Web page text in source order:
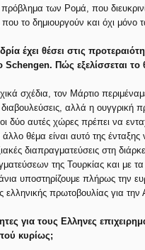
των Ρομά, που
που το δημιουργούν και όχι
έχει θέσει στις
Schengen. Πώς εξελίσσεται το
σχέδια, τον Μάρτιο
αλλά η ουγγρική
οι δύο αυτές χώρες πρέπει να
άλλο θέμα είναι αυτό της
διαπραγματεύσεις στη
της Τουρκίας και
υποστηρίζουμε πλήρως την
ελληνικής πρωτοβουλίας για την
για τους Eλληνες
κυρίως;